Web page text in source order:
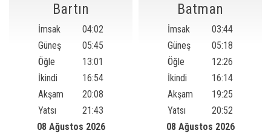
Bartın
İmsak
04:02
Güneş
05:45
Öğle
13:01
İkindi
16:54
Akşam
20:08
Yatsı
21:43
08 Ağustos 2026
Batman
İmsak
03:44
Güneş
05:18
Öğle
12:26
İkindi
16:14
Akşam
19:25
Yatsı
20:52
08 Ağustos 2026